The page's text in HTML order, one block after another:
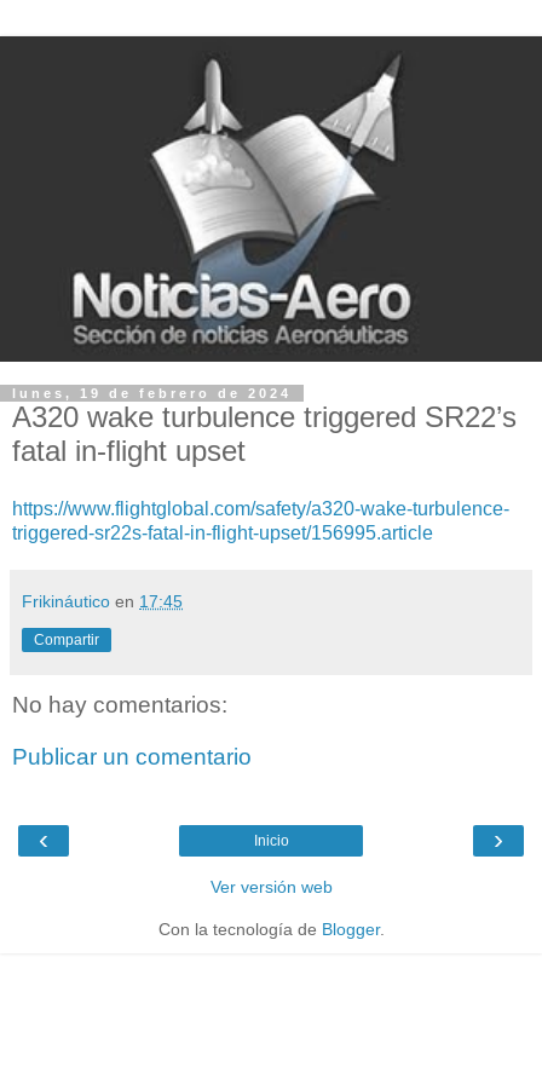
lunes, 19 de febrero de 2024
A320 wake turbulence triggered SR22’s
fatal in-flight upset
https://www.flightglobal.com/safety/a320-wake-turbulence-
triggered-sr22s-fatal-in-flight-upset/156995.article
Frikináutico en 17:45
Compartir
No hay comentarios:
Publicar un comentario
‹ ›
Inicio
Ver versión web
Con la tecnología de Blogger.